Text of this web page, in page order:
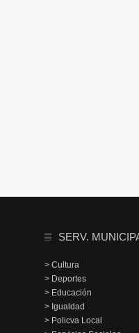
SERV.
> Cultura
> Deportes
> Educación
> Igualdad
> Policva Local